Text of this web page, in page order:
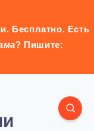
Бесплатно. Есть
? Пишите: